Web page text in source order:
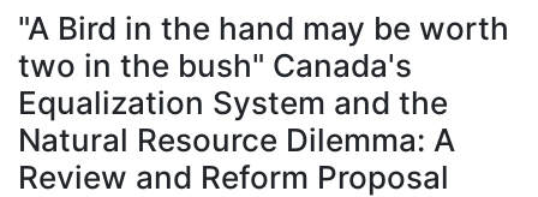
À propos
"A Bird in the hand may be worth
two in the bush" Canada's
Equalization System and the
Natural Resource Dilemma: A
Review and Reform Proposal